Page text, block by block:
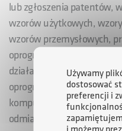
lub zgłoszenia patentów,
wzorów użytkowych,
wzorów przemysłowych,
oprogramowania (z
działalności
oprogramowanie
komputerów osobistych,
odmian roślin, topografia
Używamy
dostosować
preferencji i